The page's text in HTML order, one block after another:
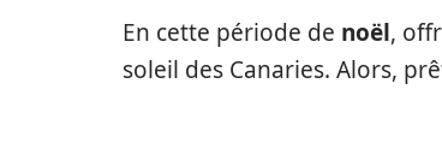
En cette période de noël,
soleil des Canaries. Alors,